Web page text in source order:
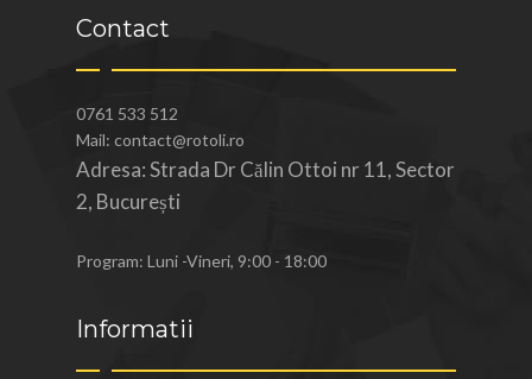
Contact
0761 533 512
Mail: contact@rotoli.ro
Adresa: Strada Dr Călin Ottoi nr 11, Sector
2, București
Program: Luni -Vineri, 9:00 - 18:00
Informatii